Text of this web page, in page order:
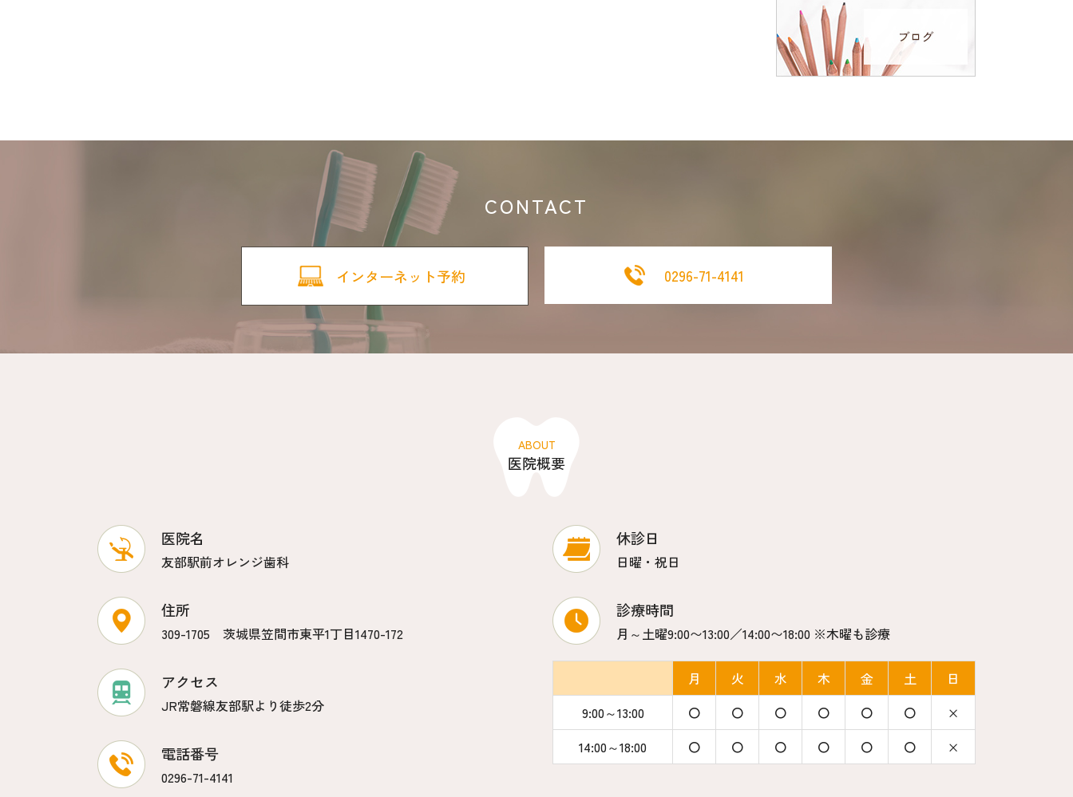
CONTACT
インターネット予約 0296-71-4141
ABOUT
医院概要
医院名
友部駅前オレンジ歯科
住所
309-1705 茨城県笠間市東平1丁目1470-172
アクセス
JR常磐線友部駅より徒歩2分
電話番号
0296-71-4141
休診日
日曜・祝日
診療時間
月～土曜9:00〜13:00／14:00〜18:00 ※木曜も診療
月 火 水 木 金 土
日
9:00～13:00
〇 〇 〇 〇 〇 〇
×
14:00～18:00
〇 〇 〇 〇 〇 〇 ×